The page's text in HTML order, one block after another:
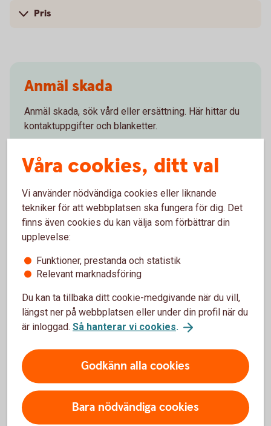
Pris
Anmäl skada
Anmäl skada, sök vård eller ersättning. Här hittar du
kontaktuppgifter och blanketter.
Vad händer vid skada?
Försäkringsgivare
Välj innehåll i pensionsplanen
Pensionssparande
Sjukförsäkring företag
Våra cookies, ditt val
Vi använder nödvändiga cookies eller liknande
tekniker för att webbplatsen ska fungera för dig. Det
finns även cookies du kan välja som förbättrar din
upplevelse:
Funktioner, prestanda och statistik
Relevant marknadsföring
Du kan ta tillbaka ditt cookie-medgivande när du vill,
längst ner på webbplatsen eller under din profil när du
är inloggad. Så hanterar vi cookies.
Godkänn alla cookies
Bara nödvändiga cookies